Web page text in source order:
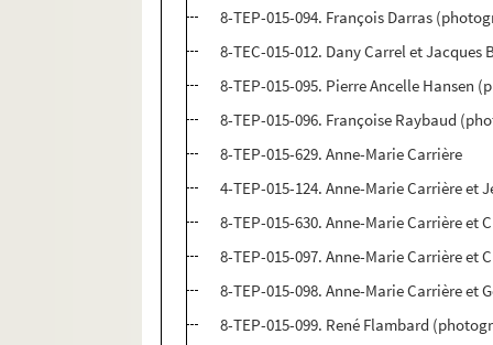
8-TEP-015-094. François Darras
8-TEC-015-012. Dany Carrel et Jacques
8-TEP-015-095. Pierre Ancelle Hansen
8-TEP-015-096. Françoise Raybaud
8-TEP-015-629. Anne-Marie Carrière
4-TEP-015-124. Anne-Marie Carrière et
8-TEP-015-630. Anne-Marie Carrière et
8-TEP-015-097. Anne-Marie Carrière et
8-TEP-015-098. Anne-Marie Carrière et
8-TEP-015-099. René Flambard